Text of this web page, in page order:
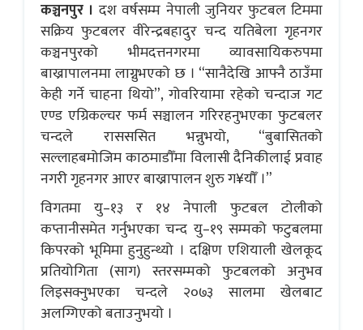
कञ्चनपुर । दश वर्षसम्म नेपाली जुनियर फुटबल टिममा
सक्रिय फुटबलर वीरेन्द्रबहादुर चन्द यतिबेला गृहनगर
कञ्चनपुरको भीमदत्तनगरमा व्यावसायिकरुपमा
बाख्रापालनमा लाग्नुभएको छ । “सानैदेखि आफ्नै ठाउँमा
केही गर्ने चाहना थियो”, गोवरियामा रहेको चन्दाज गट
एण्ड एग्रिकल्चर फर्म सञ्चालन गरिरहनुभएका फुटबलर
चन्दले रासससित भन्नुभयो, “बुबासितको
सल्लाहबमोजिम काठमाडौँमा विलासी दैनिकीलाई प्रवाह
नगरी गृहनगर आएर बाख्रापालन शुरु ग¥यौँ ।”
विगतमा यु–१३ र १४ नेपाली फुटबल टोलीको
कप्तानीसमेत गर्नुभएका चन्द यु–१९ सम्मको फटुबलमा
किपरको भूमिमा हुनुहुन्थ्यो । दक्षिण एशियाली खेलकूद
प्रतियोगिता (साग) स्तरसम्मको फुटबलको अनुभव
लिइसक्नुभएका चन्दले २०७३ सालमा खेलबाट
अलग्गिएको बताउनुभयो ।